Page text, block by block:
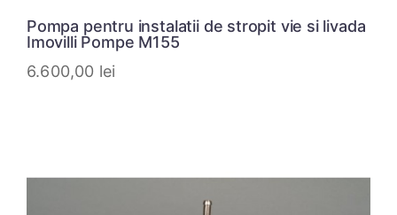
Pompa pentru instalatii de stropit vie si livada
Imovilli Pompe M155
6.600,00 lei